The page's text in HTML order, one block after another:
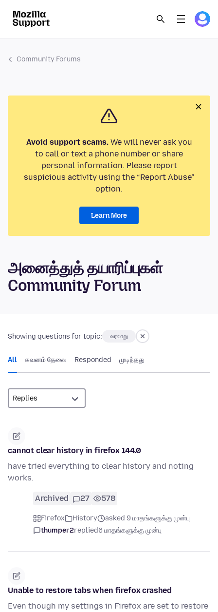
Community Forums
Avoid support scams.We will never ask you
to call or text a phone number or share
personal information. Please report
suspicious activity using the “Report Abuse”
option.
Learn More
அனைத்துத் தயாரிப்புகள்
Community Forum
Showing questions for topic: வரலாறு
All கவனம் தேவை Responded முடிந்தது
cannot clear history in firefox 144.0
have tried everything to clear history and noting
works.
Archived 27 578
Firefox History
asked 9 மாதங்களுக்கு முன்பு
thumper2replied6 மாதங்களுக்கு முன்பு
Unable to restore tabs when firefox crashed
Even though my settings in Firefox are set to restore